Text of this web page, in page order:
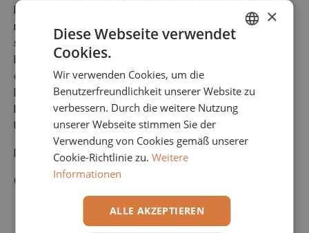
Hardwarelösungen im Bereich Personalmanagement,
mit einem Fokus auf Zeiterfassung, Zutrittskontrolle
sowie Personaleinsatzplanung. Mit c25 Mitarbeitern
betreut GeCOSoft über 650 Kunden hauptsächlich in
der DACH Region. GeCOSoft bietet eine strategische
Ergänzung und Erweiterung für Perbits umfassendes
HCM Produktportfolio und stärkt die Präsenz des
Unternehmens in Deutschland und Österreich.
Perbit
GeCOSoft
×
Diese Webseite verwendet
Cookies.
Wir verwenden Cookies, um die
Benutzerfreundlichkeit unserer Website zu
verbessern. Durch die weitere Nutzung
unserer Webseite stimmen Sie der
Verwendung von Cookies gemäß unserer
Cookie-Richtlinie zu. Weitere
Informationen
ALLE AKZEPTIEREN